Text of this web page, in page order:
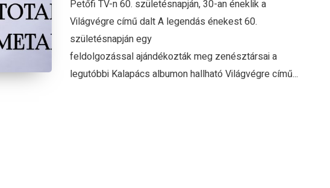
Petőfi TV-n 60. születésnapján, 30-an éneklik a
Világvégre című dalt A legendás énekest 60.
születésnapján egy
feldolgozással ajándékozták meg zenésztársai a
legutóbbi Kalapács albumon hallható Világvégre című...